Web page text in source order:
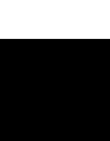
y economía, perfecto para
la performance que